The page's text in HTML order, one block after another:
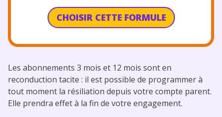
CHOISIR CETTE FORMULE
Les abonnements 3 mois et 12 mois sont en
reconduction tacite : il est possible de programmer à
tout moment la résiliation depuis votre compte parent.
Elle prendra effet à la fin de votre engagement.